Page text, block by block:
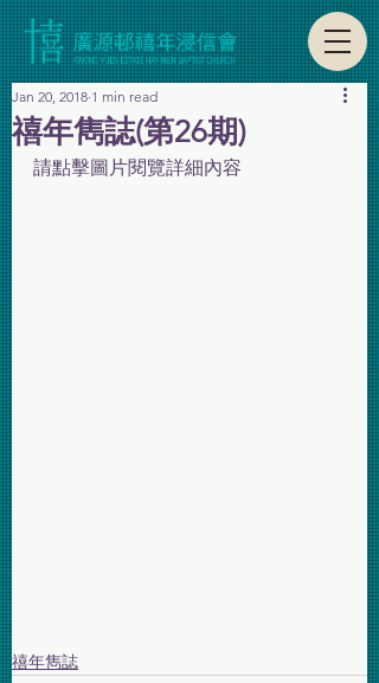
禧年雋誌(第26期)
Jan 20, 2018 1 min read
請點擊圖片閱覽詳細內容
禧年雋誌